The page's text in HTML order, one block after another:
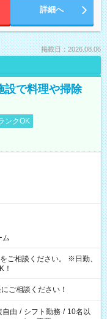
詳細へ
掲載日：2026.08.06
設で料理や掃除
ンクOK
ム
！
ご相談ください！
自由 / シフト勤務 / 10名以